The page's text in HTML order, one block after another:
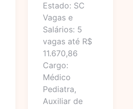
Estado: SC
Vagas e
Salários: 5
vagas até R$
11.670,86
Cargo:
Médico
Pediatra,
Auxiliar de